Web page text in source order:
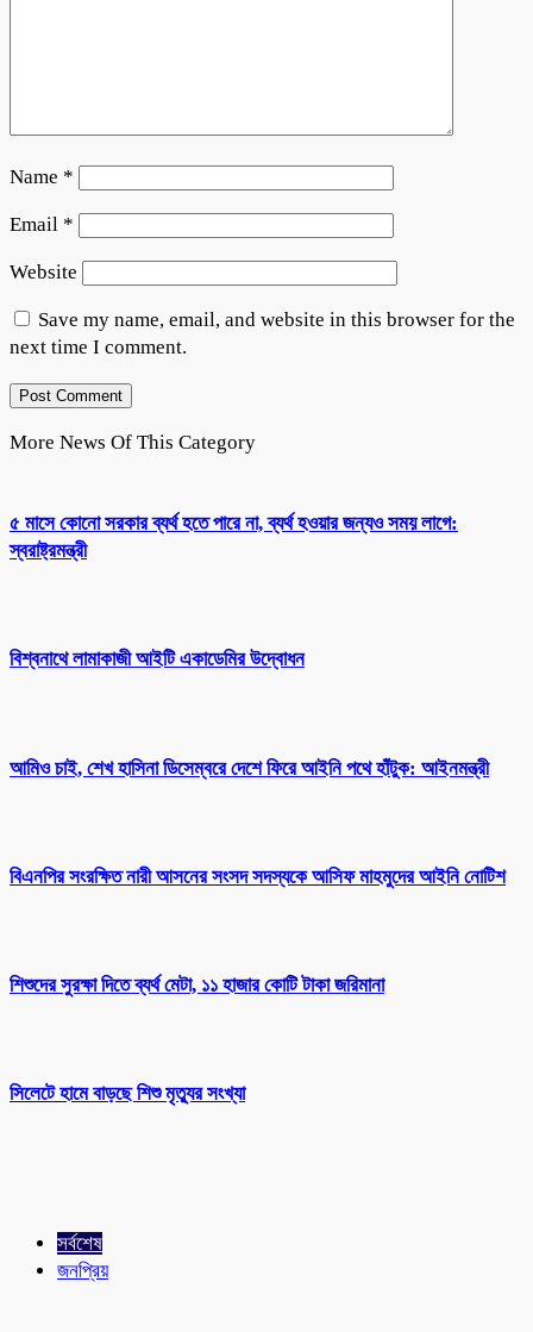
Name *
Email *
Website
Save my name, email, and website in this browser for the
next time I comment.
More News Of This Category
৫ মাসে কোনো সরকার ব্যর্থ হতে পারে না, ব্যর্থ হওয়ার জন্যও সময় লাগে:
স্বরাষ্ট্রমন্ত্রী
বিশ্বনাথে লামাকাজী আইটি একাডেমির উদ্বোধন
আমিও চাই, শেখ হাসিনা ডিসেম্বরে দেশে ফিরে আইনি পথে হাঁটুক: আইনমন্ত্রী
বিএনপির সংরক্ষিত নারী আসনের সংসদ সদস্যকে আসিফ মাহমুদের আইনি নোটিশ
শিশুদের সুরক্ষা দিতে ব্যর্থ মেটা, ১১ হাজার কোটি টাকা জরিমানা
সিলেটে হামে বাড়ছে শিশু মৃত্যুর সংখ্যা
সর্বশেষ
জনপ্রিয়